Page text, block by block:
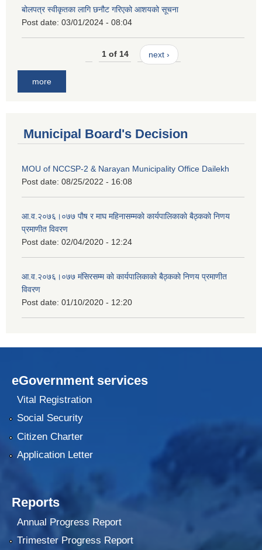
बोलपत्र स्वीकृतका लागि छनौट गरिएको आशयको सूचना
Post date: 03/01/2024 - 08:04
1 of 14 next ›
more
Municipal Board's Decision
MOU of NCCSP-2 & Narayan Municipality Office Dailekh
Post date: 08/25/2022 - 16:08
आ.व.२०७६।०७७ पाैष र माघ महिनासम्मकाे कार्यपालिकाकाे बैठ्ककाे निणय
प्रमाणीत विवरण
Post date: 02/04/2020 - 12:24
आ.व.२०७६।०७७ मंसिरसम्म काे कार्यपालिकाकाे बैठ्ककाे निणय प्रमाणीत
विवरण
Post date: 01/10/2020 - 12:20
eGovernment services
Vital Registration
Social Security
Citizen Charter
Application Letter
Reports
Annual Progress Report
Trimester Progress Report